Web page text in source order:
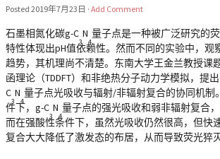
Posted 2019年7月23日 · Add Comment
石墨相氮化碳g-C
3
N
4
量子点是一种被广泛研究的
特性体现出pH值依赖性。然而不同的实验中，观
趋势，其机理尚不清楚。东南大学王金兰教授课
函理论（TDDFT）和非绝热分子动力学模拟，提
C
3
N
4
量子点光吸收与辐射/非辐射复合的协同机制
件下，g-C
3
N
4
量子点的强光吸收和弱非辐射复合，
而在强酸性条件下，虽然光吸收仍然很高，但快
复合大大降低了激发态的布居，从而导致荧光猝灭